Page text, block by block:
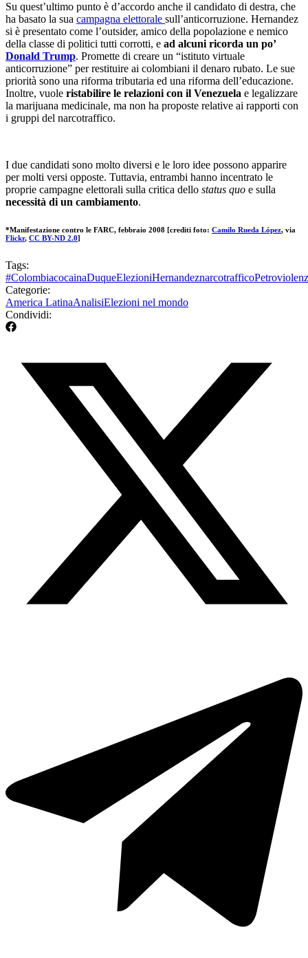
Su quest’ultimo punto è d’accordo anche il candidato di destra, che
ha basato la sua campagna elettorale sull’anticorruzione. Hernandez
si è presentato come l’outsider, amico della popolazione e nemico
della classe di politici tutti corrotti, e ad alcuni ricorda un po’
Donald Trump. Promette di creare un “istituto virtuale
anticorruzione” per restituire ai colombiani il denaro rubato. Le sue
priorità sono una riforma tributaria ed una riforma dell’educazione.
Inoltre, vuole ristabilire le relazioni con il Venezuela e legalizzare
la marijuana medicinale, ma non ha proposte relative ai rapporti con
i gruppi del narcotraffico.
I due candidati sono molto diversi e le loro idee possono apparire
per molti versi opposte. Tuttavia, entrambi hanno incentrato le
proprie campagne elettorali sulla critica dello status quo e sulla
necessità di un cambiamento.
*Manifestazione contro le FARC, febbraio 2008 [crediti foto: Camilo Rueda López, via
Flickr, CC BY-ND 2.0]
Tags:
#ColombiacocainaDuqueElezioniHernandeznarcotrafficoPetro
Categorie:
America LatinaAnalisiElezioni nel mondo
Condividi: